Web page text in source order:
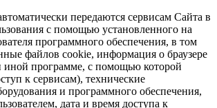
передаются сервисам Сайта в
с помощью установленного на
программного обеспечения, в том
файлов cookie, информация о браузере
иной программе, с помощью которой
к сервисам), технические
и программного обеспечения,
дата и время доступа к